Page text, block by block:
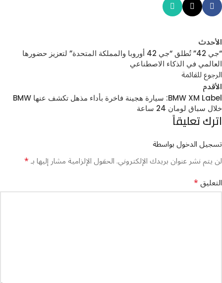
الأحدث
“جي 42” تُطلق “جي 42 أوروبا والمملكة المتحدة” لتعزيز حضورها
العالمي في الذكاء الاصطناعي
الرجوع للقائمة
الأقدم
BMW XM Label: سيارة هجينة فاخرة بأداء مذهل تكشف عنها BMW
خلال سباق لومان 24 ساعة
اترك تعليقاً
تسجيل الدخول بواسطة
لن يتم نشر عنوان بريدك الإلكتروني.الحقول الإلزامية مشار إليها بـ*
التعليق*